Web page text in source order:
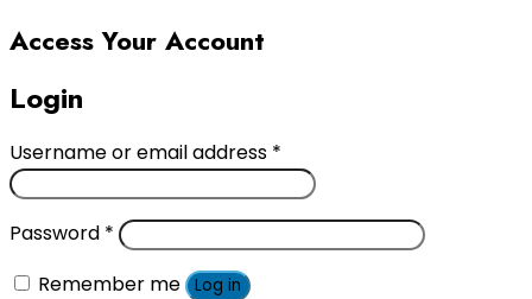
Access Your Account
Login
Username or email address *
Password *
Remember me
Log in